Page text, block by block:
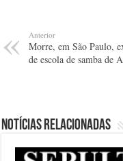
Anterior
Morre, em São Paulo,
de escola de samba de
Notícias relacionadas